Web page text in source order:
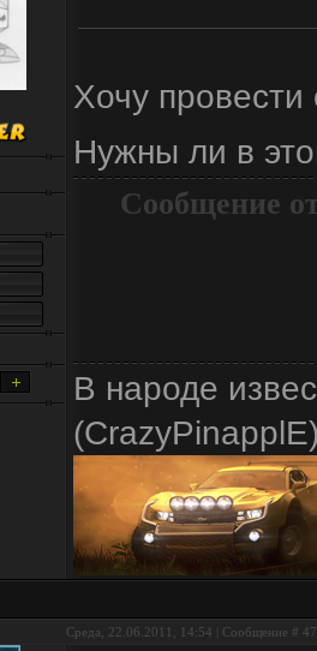
Хочу провести
Нужны ли в
Сообщение
В народе
Среда, 22.06.2011, 14:54 | Сообщение # 47